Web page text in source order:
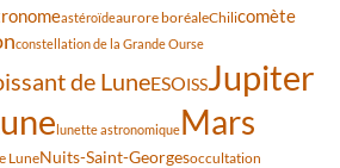
astéroïdeaurore boréaleChilicomète
constellation de la Grande Ourse
de LuneESOISSJupiter
lunette astronomiqueMars
LuneNuits-Saint-Georgesoccultation